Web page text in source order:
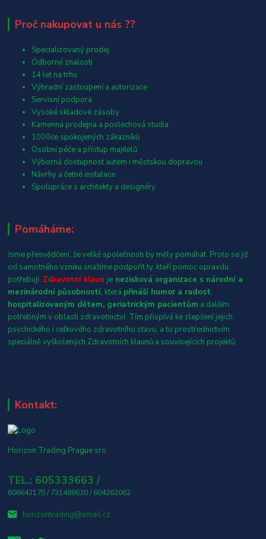
Proč nakupovat u nás ??
Specializovaný prodej
Odborné znalosti
14 let na trhu
Výhradní zastoupení a autorizace
Servisní podpora
Vysoké skladové zásoby
Kamenná prodejna a poslechová studia
1000ce spokojených zákazníků
Osobní péče a přístup majitelů
Výborná dostupnost autem i městskou dopravou
Návrhy a četné instalace
Spolupráce s architekty a designéry
Pomáháme:
Jsme přesvědčení, že velké společnosti by měly pomáhat. Proto se již
od samotného vzniku snažíme podpořit ty, kteří pomoc opravdu
potřebují. Zdravotní klaun je nezisková organizace s národní a
mezinárodní působností, která přináší humor a radost
hospitalizovaným dětem, geriatrickým pacientům a dalším
potřebným v oblasti zdravotnictví. Tím přispívá ke zlepšení jejich
psychického i celkového zdravotního stavu, a to prostřednictvím
speciálně vyškolených Zdravotních klaunů a souvisejících projektů.
Kontakt:
Horizon Trading Prague sro
TEL.: 605333663 /
606642175 / 731488630 / 604262062
horizontrading@email.cz